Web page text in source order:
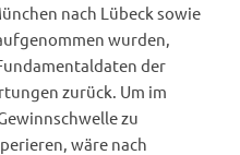
nach Lübeck sowie
wurden,
der
zurück. Um im
zu
wäre nach